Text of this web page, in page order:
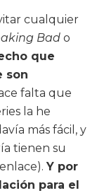
cualquier
Bad o
que
son
falta que
la he
más fácil, y
tienen su
Y por
para el